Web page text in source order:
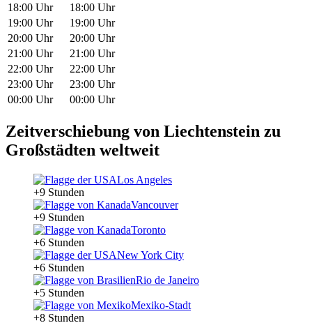
18:00 Uhr
18:00 Uhr
19:00 Uhr
19:00 Uhr
20:00 Uhr
20:00 Uhr
21:00 Uhr
21:00 Uhr
22:00 Uhr
22:00 Uhr
23:00 Uhr
23:00 Uhr
00:00 Uhr
00:00 Uhr
Zeitverschiebung von Liechtenstein zu
Großstädten weltweit
Los Angeles
+9 Stunden
Vancouver
+9 Stunden
Toronto
+6 Stunden
New York City
+6 Stunden
Rio de Janeiro
+5 Stunden
Mexiko-Stadt
+8 Stunden